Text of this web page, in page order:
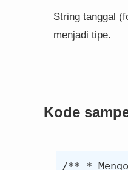
String tanggal
menjadi tipe.
Kode